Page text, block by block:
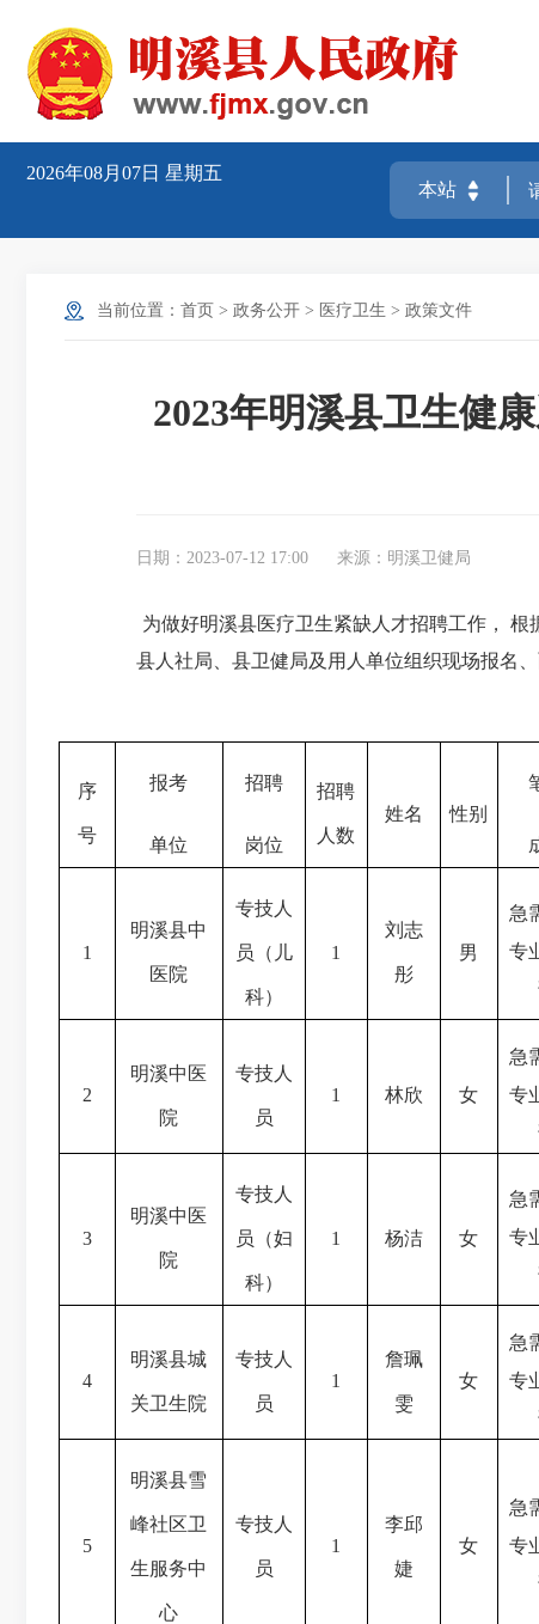
2026年08月07日 星期五
当前位置： 首页 > 政务公开 > 医疗卫生 > 政策文件
2023年明溪县卫生健
日期：2023-07-12 17:00 来源：明溪卫健局
为做好明溪县医疗卫生紧缺人才招聘工作， 根
县人社局、县卫健局及用人单位组织现场报名
序
号
报考
单位
招聘
岗位
招聘
人数
姓名 性别
1
明溪县中
医院
专技人
员（儿
科）
1
刘志
彤
男
急
专
2
明溪中医
院
专技人
员
1 林欣 女
急
专
3
明溪中医
院
专技人
员（妇
科）
1 杨洁 女
急
专
4
明溪县城
关卫生院
专技人
员
1
詹珮
雯
女
急
专
5
明溪县雪
峰社区卫
生服务中
心
专技人
员
1
李邱
婕
女
急
专